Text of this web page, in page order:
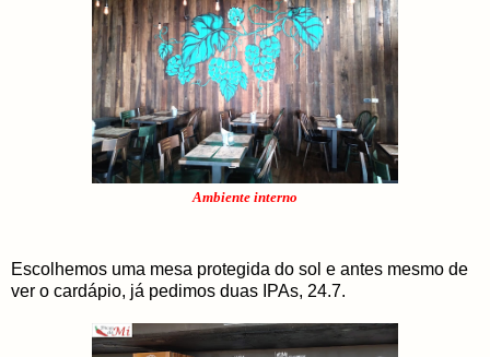
Ambiente interno
Escolhemos uma mesa protegida do sol e antes mesmo de
ver o cardápio, já pedimos duas IPAs, 24.7.